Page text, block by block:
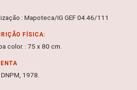
: Mapoteca/IG GEF 04.46/111
FÍSICA:
color. : 75 x 80 cm.
DNPM, 1978.